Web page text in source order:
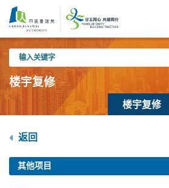
内
入
关
键
楼宇复修
楼宇复修
返回
其他项目